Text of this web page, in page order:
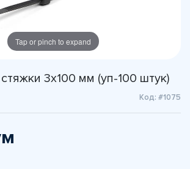
Tap or pinch to expand
3х100 мм (уп-100 штук)
Код: #1075